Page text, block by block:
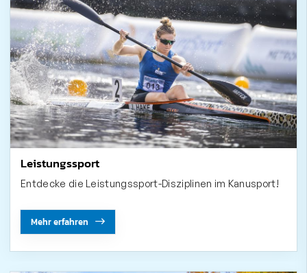
Leistungssport
Entdecke die Leistungssport-Disziplinen im Kanusport!
Mehr erfahren